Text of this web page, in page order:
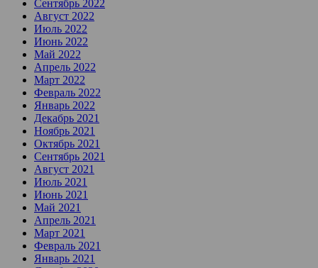
Сентябрь 2022
Август 2022
Июль 2022
Июнь 2022
Май 2022
Апрель 2022
Март 2022
Февраль 2022
Январь 2022
Декабрь 2021
Ноябрь 2021
Октябрь 2021
Сентябрь 2021
Август 2021
Июль 2021
Июнь 2021
Май 2021
Апрель 2021
Март 2021
Февраль 2021
Январь 2021